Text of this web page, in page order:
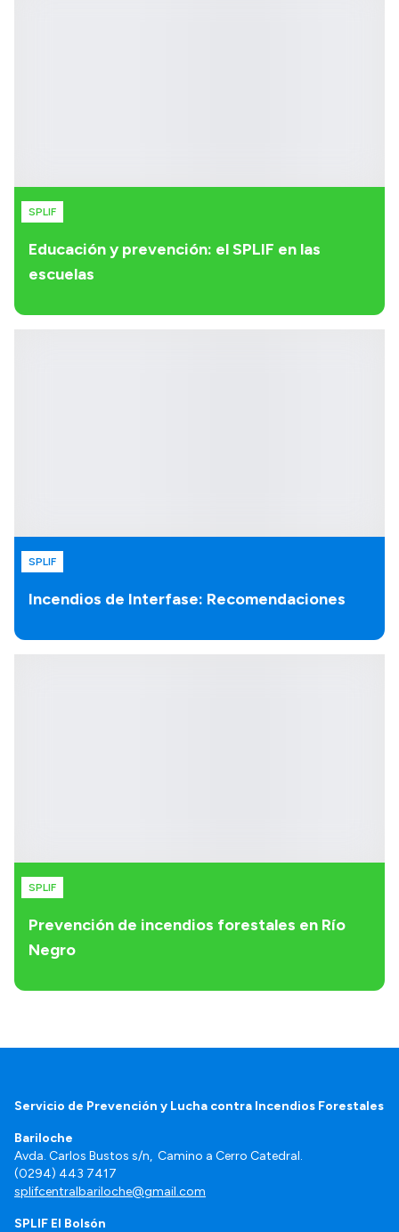
Educación y prevención: el SPLIF en las
escuelas
SPLIF
Incendios de Interfase: Recomendaciones
SPLIF
Prevención de incendios forestales en Río
Negro
SPLIF
Servicio de Prevención y Lucha contra Incendios Forestales
Bariloche
Avda. Carlos Bustos s/n, Camino a Cerro Catedral.
(0294) 443 7417
splifcentralbariloche@gmail.com
SPLIF El Bolsón